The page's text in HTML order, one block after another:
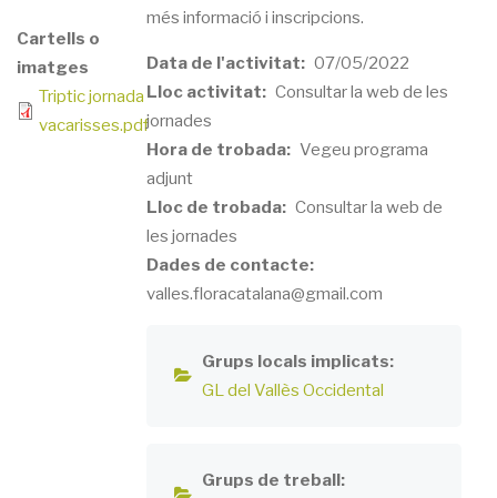
Cartells o
imatges
Triptic jornada
vacarisses.pdf
més informació i inscripcions.
Data de l'activitat
07/05/2022
Lloc activitat
Consultar la web de les
jornades
Hora de trobada
Vegeu programa
adjunt
Lloc de trobada
Consultar la web de
les jornades
Dades de contacte
valles.floracatalana@gmail.com
Grups locals implicats
GL del Vallès Occidental
Grups de treball